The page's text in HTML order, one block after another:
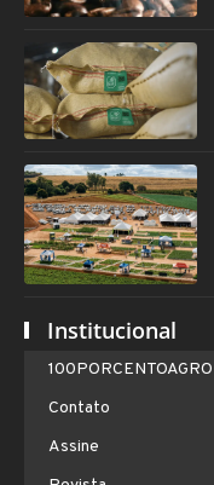
Institucional
100PORCENTOAGRO
Contato
Assine